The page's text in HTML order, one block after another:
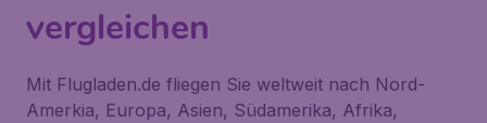
vergleichen
Mit Flugladen.de fliegen Sie weltweit nach Nord-
Amerkia, Europa, Asien, Südamerika, Afrika,